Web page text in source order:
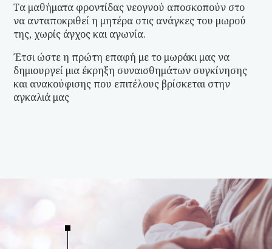
Τα μαθήματα φροντίδας νεογνού αποσκοπούν στο
να ανταποκριθεί η μητέρα στις ανάγκες του μωρού
της, χωρίς άγχος και αγωνία.
Έτσι ώστε η πρώτη επαφή με το μωράκι μας να
δημιουργεί μια έκρηξη συναισθημάτων συγκίνησης
και ανακούφισης που επιτέλους βρίσκεται στην
αγκαλιά μας